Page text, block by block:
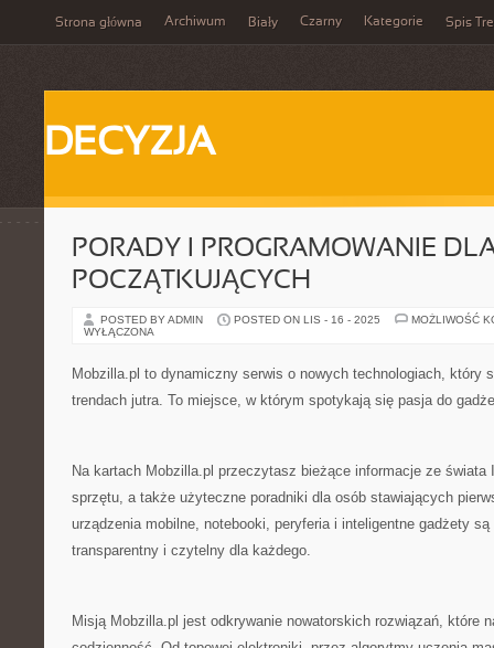
Strona główna Archiwum Biały Czarny Kategorie Spis
DECYZJA
PORADY I PROGRAMOWANIE
POCZĄTKUJĄCYCH
POSTED BY ADMIN POSTED ON LIS - 16 - 2025
MOŻLIWOŚĆ
WYŁĄCZONA
Mobzilla.pl to dynamiczny serwis o nowych technologiach, który
trendach jutra. To miejsce, w którym spotykają się pasja do
Na kartach Mobzilla.pl przeczytasz bieżące informacje ze świata
sprzętu, a także użyteczne poradniki dla osób stawiających
urządzenia mobilne, notebooki, peryferia i inteligentne gadżety
transparentny i czytelny dla każdego.
Misją Mobzilla.pl jest odkrywanie nowatorskich rozwiązań, które